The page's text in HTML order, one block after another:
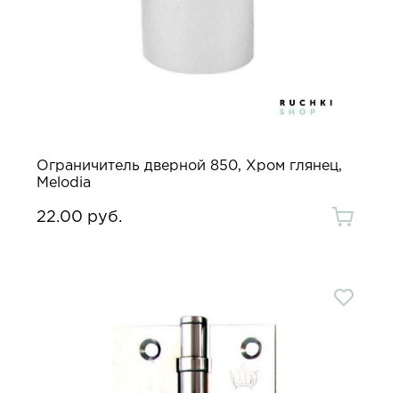
Ограничитель дверной 850, Хром глянец,
Melodia
22.00 руб.